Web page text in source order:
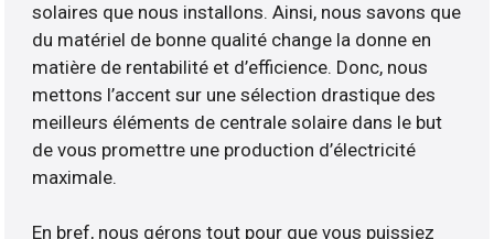
solaires que nous installons. Ainsi, nous savons que
du matériel de bonne qualité change la donne en
matière de rentabilité et d’efficience. Donc, nous
mettons l’accent sur une sélection drastique des
meilleurs éléments de centrale solaire dans le but
de vous promettre une production d’électricité
maximale.
En bref, nous gérons tout pour que vous puissiez